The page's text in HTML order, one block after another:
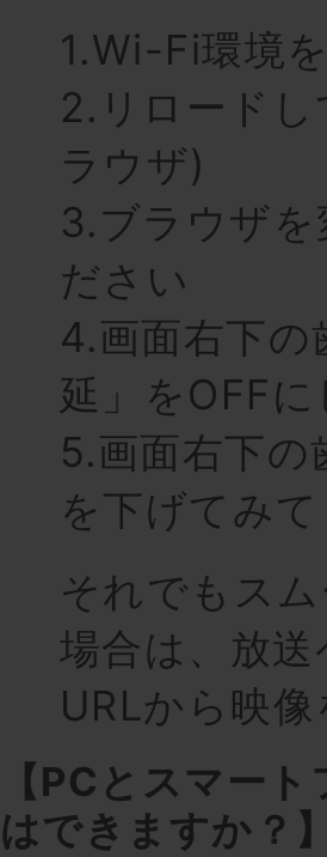
1.Wi-Fi環境
2.リロード
ラウザ)
3.ブラウザ
ださい
4.画面右下の
延」をOFF
5.画面右下の
を下げてみ
それでもス
場合は、放
URLから映
【PCとスマー
はできますか？】